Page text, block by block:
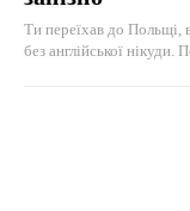
Ти переїхав до Польщі,
без англійської нікуди.